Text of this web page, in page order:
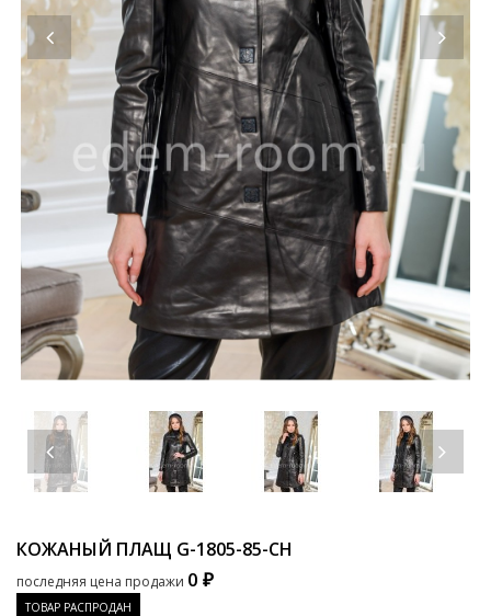
КОЖАНЫЙ ПЛАЩ G-1805-85-CH
последняя цена продажи 0 ₽
ТОВАР РАСПРОДАН